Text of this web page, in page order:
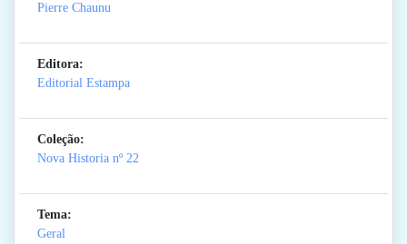
Pierre Chaunu
Editora:
Editorial Estampa
Coleção:
Nova Historia nº 22
Tema:
Geral